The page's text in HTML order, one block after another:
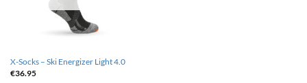
X-Socks – Ski Energizer Light 4.0
€36.95